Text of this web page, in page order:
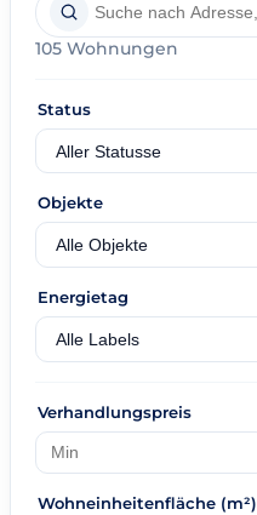
105 Wohnungen
Status
Objekte
Energietag
Verhandlungspreis
Wohneinheitenfläche (m²)